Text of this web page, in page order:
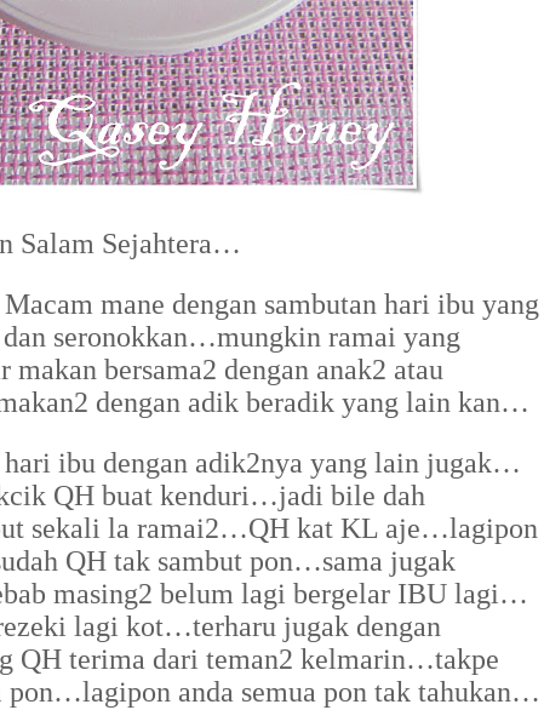
Salam Sejahtera…
mane dengan sambutan hari ibu yang
seronokkan…mungkin ramai yang
bersama2 dengan anak2 atau
dengan adik beradik yang lain kan…
ibu dengan adik2nya yang lain jugak…
QH buat kenduri…jadi bile dah
sekali la ramai2…QH kat KL aje…lagipon
QH tak sambut pon…sama jugak
masing2 belum lagi bergelar IBU lagi…
lagi kot…terharu jugak dengan
QH terima dari teman2 kelmarin…takpe
pon…lagipon anda semua pon tak tahukan…